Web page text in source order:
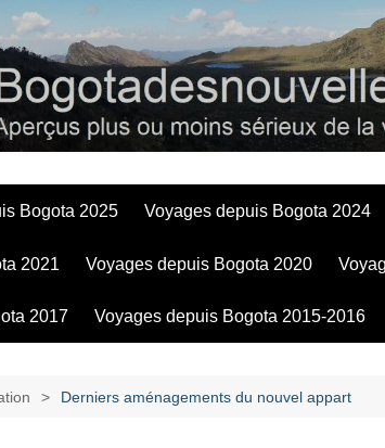
à Bogota
Bogota 2025 Voyages depuis Bogota 2024
2021 Voyages depuis Bogota 2020
2017 Voyages depuis Bogota 2015-2016
Derniers aménagements du nouvel appart